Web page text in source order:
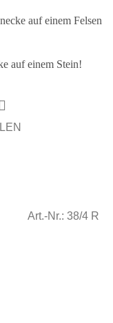
auf einem Felsen
auf einem Stein!
Art.-Nr.: 38/4 R